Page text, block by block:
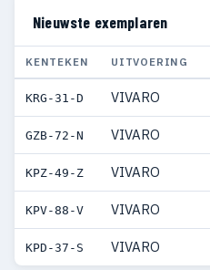
Nieuwste exemplaren
KENTEKEN UITVOERING
KRG-31-D VIVARO
GZB-72-N VIVARO
KPZ-49-Z VIVARO
KPV-88-V VIVARO
KPD-37-S VIVARO